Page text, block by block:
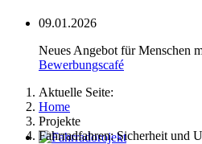
09.01.2026
Neues Angebot für Menschen
Bewerbungscafé
Aktuelle Seite:
Home
Projekte
Fahrradfahren: Sicherheit und